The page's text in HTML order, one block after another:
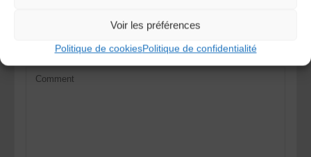
Voir les préférences
Politique de cookiesPolitique de confidentialité
Votre adresse e-mail ne sera pas publiée.
obligatoires sont indiqués avec*